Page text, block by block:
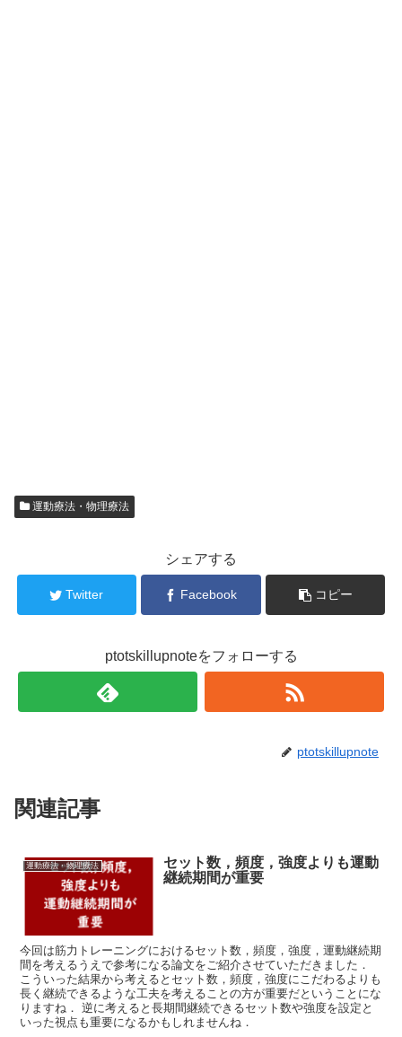
運動療法・物理療法
シェアする
Twitter Facebook コピー
ptotskillupnoteをフォローする
ptotskillupnote
関連記事
運動療法・物理療法
セット数，頻度，強度よりも運動
継続期間が重要
今回は筋力トレーニングにおけるセット数，頻度，強度，運動継続期
間を考えるうえで参考になる論文をご紹介させていただきました．
こういった結果から考えるとセット数，頻度，強度にこだわるよりも
長く継続できるような工夫を考えることの方が重要だということにな
りますね． 逆に考えると長期間継続できるセット数や強度を設定と
いった視点も重要になるかもしれませんね．